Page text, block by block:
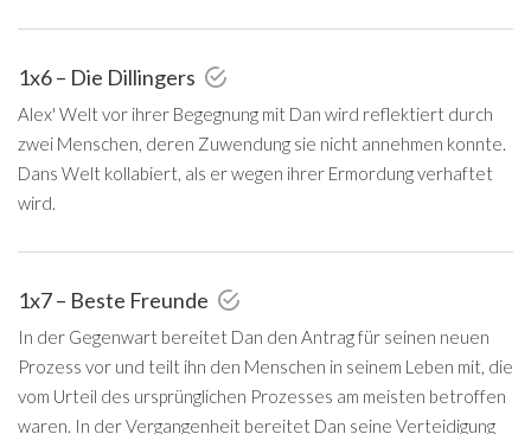
1x6 – Die Dillingers
Alex' Welt vor ihrer Begegnung mit Dan wird reflektiert durch
zwei Menschen, deren Zuwendung sie nicht annehmen konnte.
Dans Welt kollabiert, als er wegen ihrer Ermordung verhaftet
wird.
1x7 – Beste Freunde
In der Gegenwart bereitet Dan den Antrag für seinen neuen
Prozess vor und teilt ihn den Menschen in seinem Leben mit, die
vom Urteil des ursprünglichen Prozesses am meisten betroffen
waren. In der Vergangenheit bereitet Dan seine Verteidigung